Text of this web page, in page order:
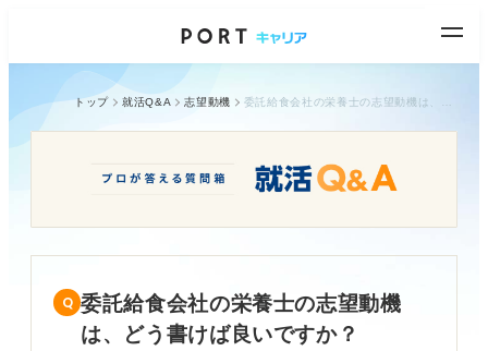
トップ 就活Q&A 志望動機
委託給食会社の栄養士の志望動機
は、どう書けば良いですか？